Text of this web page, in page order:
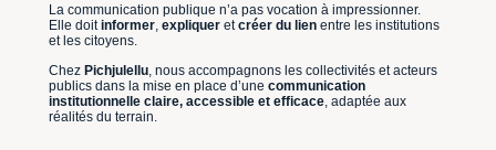
La communication publique n’a pas vocation à impressionner.
Elle doitinformer, expliquer etcréer du lien entre les institutions
et les citoyens.
Chez Pichjulellu , nous accompagnons les collectivités et acteurs
publics dans la mise en place d’une communication
institutionnelle claire, accessible et efficace , adaptée aux
réalités du terrain.